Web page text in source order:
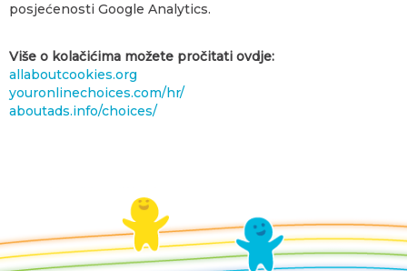
posjećenosti Google Analytics.
Više o kolačićima možete pročitati ovdje:
allaboutcookies.org
youronlinechoices.com/hr/
aboutads.info/choices/